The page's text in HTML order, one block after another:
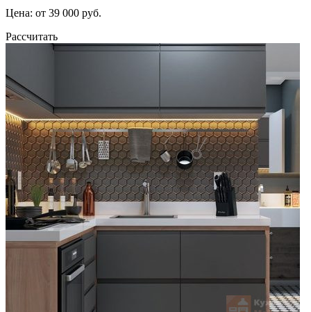
Цена: от 39 000 руб.
Рассчитать